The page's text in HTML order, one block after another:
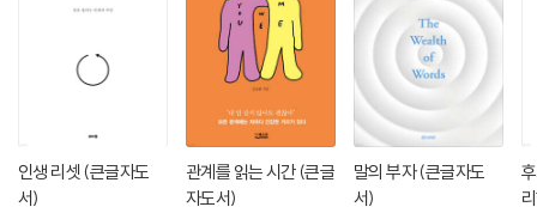
인생 리셋 (큰글자도
서)
관계를 읽는 시간 (큰글
자도서)
말의 부자 (큰글자도
서)